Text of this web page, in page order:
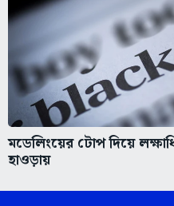
মডেলিংয়ের টোপ দিয়ে
হাওড়ায়